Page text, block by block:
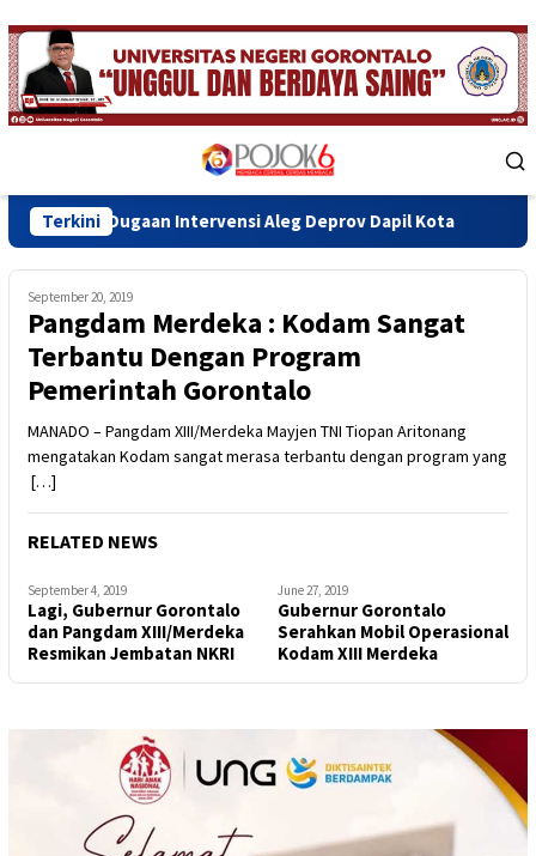
Skip
to
content
Menu
Terkini
Intervensi Aleg Deprov Dapil Kota Bupati Sofyan
September 20, 2019
Pangdam Merdeka : Kodam Sangat
Terbantu Dengan Program
Pemerintah Gorontalo
MANADO – Pangdam XIII/Merdeka Mayjen TNI Tiopan Aritonang
mengatakan Kodam sangat merasa terbantu dengan program yang
[…]
RELATED NEWS
September 4, 2019
Lagi, Gubernur Gorontalo
dan Pangdam XIII/Merdeka
Resmikan Jembatan NKRI
June 27, 2019
Gubernur Gorontalo
Serahkan Mobil Operasional
Kodam XIII Merdeka